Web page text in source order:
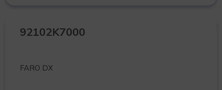
92102K7000
FARO DX